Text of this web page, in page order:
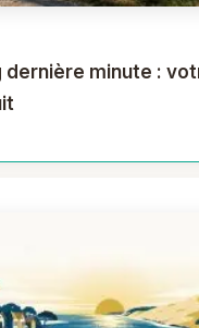
dernière minute :